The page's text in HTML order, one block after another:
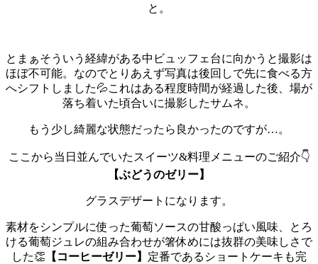
と。
とまぁそういう経緯がある中ビュッフェ台に向かうと撮影は
ほぼ不可能。なのでとりあえず写真は後回しで先に食べる方
へシフトしました💦これはある程度時間が経過した後、場が
落ち着いた頃合いに撮影したサムネ。
もう少し綺麗な状態だったら良かったのですが…。
ここから当日並んでいたスイーツ&料理メニューのご紹介👇️
【ぶどうのゼリー】
グラスデザートになります。
素材をシンプルに使った葡萄ソースの甘酸っぱい風味、とろ
ける葡萄ジュレの組み合わせが箸休めには抜群の美味しさで
した👏 【コーヒーゼリー】 定番であるショートケーキも完